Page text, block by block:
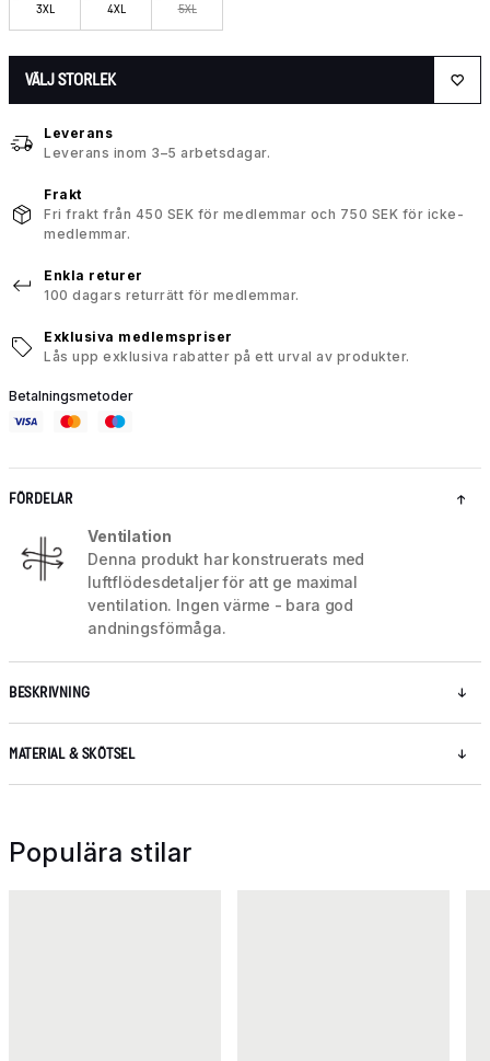
3XL 4XL 5XL
VÄLJ STORLEK
Leverans
Leverans inom 3–5 arbetsdagar.
Frakt
Fri frakt från 450 SEK för medlemmar och 750 SEK för icke-
medlemmar.
Enkla returer
100 dagars returrätt för medlemmar.
Exklusiva medlemspriser
Lås upp exklusiva rabatter på ett urval av produkter.
Betalningsmetoder
FÖRDELAR
Ventilation
Denna produkt har konstruerats med
luftflödesdetaljer för att ge maximal
ventilation. Ingen värme - bara god
andningsförmåga.
BESKRIVNING
MATERIAL & SKÖTSEL
Populära stilar